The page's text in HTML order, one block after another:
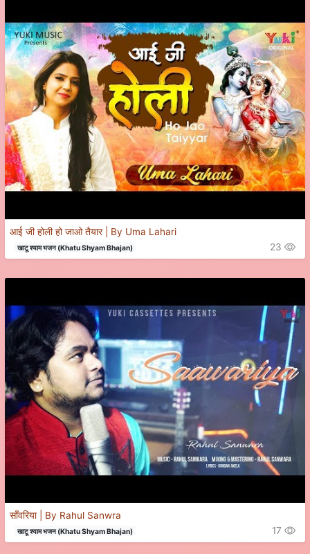
आई जी होली हो जाओ तैयार | By Uma Lahari
खाटू श्याम भजन (Khatu Shyam Bhajan) 23
साँवरिया | By Rahul Sanwra
खाटू श्याम भजन (Khatu Shyam Bhajan) 17